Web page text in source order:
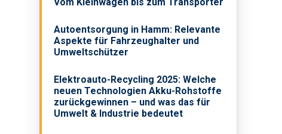
Autoentsorgung in Hamm: Relevante
Aspekte für Fahrzeughalter und
Umweltschützer
Elektroauto-Recycling 2025: Welche
neuen Technologien Akku-Rohstoffe
zurückgewinnen – und was das für
Umwelt & Industrie bedeutet